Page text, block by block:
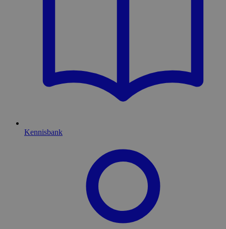
Kennisbank